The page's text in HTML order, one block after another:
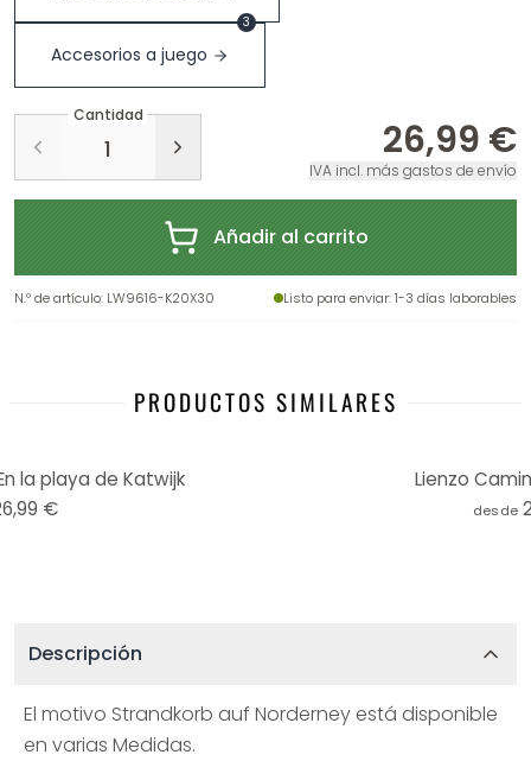
Accesorios a juego
3
Cantidad
26,99 €
IVA incl. más gastos de envío
Añadir al carrito
N.º de artículo: LW9616-K20X30 Listo para enviar: 1-3 días laborables
PRODUCTOS SIMILARES
la playa de Katwijk
€
Lienzo
desde
Descripción
El motivo Strandkorb auf Norderney está disponible
en varias Medidas.